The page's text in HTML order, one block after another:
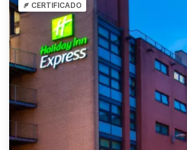
CERTIFICADO